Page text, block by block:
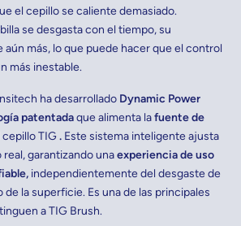
el cepillo se caliente demasiado.
se desgasta con el tiempo, su
más, lo que puede hacer que el control
más inestable.
ha desarrollado Dynamic Power
patentadaque alimenta lafuente de
cepillo TIG. Este sistema inteligente ajusta
garantizando unaexperiencia de uso
independientemente del desgaste de
de la superficie. Es una de las principales
a TIG Brush.